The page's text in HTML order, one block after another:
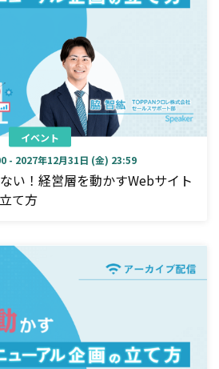
イベント
- 2027年12月31日 (金) 23:59
い！経営層を動かすWebサイト
て方